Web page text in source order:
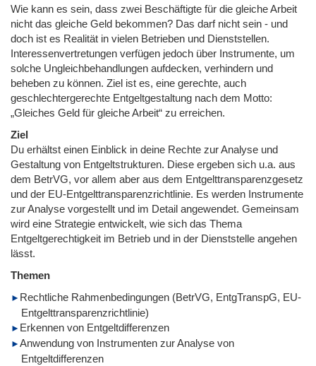
Wie kann es sein, dass zwei Beschäftigte für die gleiche Arbeit
nicht das gleiche Geld bekommen? Das darf nicht sein - und
doch ist es Realität in vielen Betrieben und Dienststellen.
Interessenvertretungen verfügen jedoch über Instrumente, um
solche Ungleichbehandlungen aufdecken, verhindern und
beheben zu können. Ziel ist es, eine gerechte, auch
geschlechtergerechte Entgeltgestaltung nach dem Motto:
„Gleiches Geld für gleiche Arbeit“ zu erreichen.
Ziel
Du erhältst einen Einblick in deine Rechte zur Analyse und
Gestaltung von Entgeltstrukturen. Diese ergeben sich u.a. aus
dem BetrVG, vor allem aber aus dem Entgelttransparenzgesetz
und der EU-Entgelttransparenzrichtlinie. Es werden Instrumente
zur Analyse vorgestellt und im Detail angewendet. Gemeinsam
wird eine Strategie entwickelt, wie sich das Thema
Entgeltgerechtigkeit im Betrieb und in der Dienststelle angehen
lässt.
Themen
Rechtliche Rahmenbedingungen (BetrVG, EntgTranspG, EU-
Entgelttransparenzrichtlinie)
Erkennen von Entgeltdifferenzen
Anwendung von Instrumenten zur Analyse von
Entgeltdifferenzen